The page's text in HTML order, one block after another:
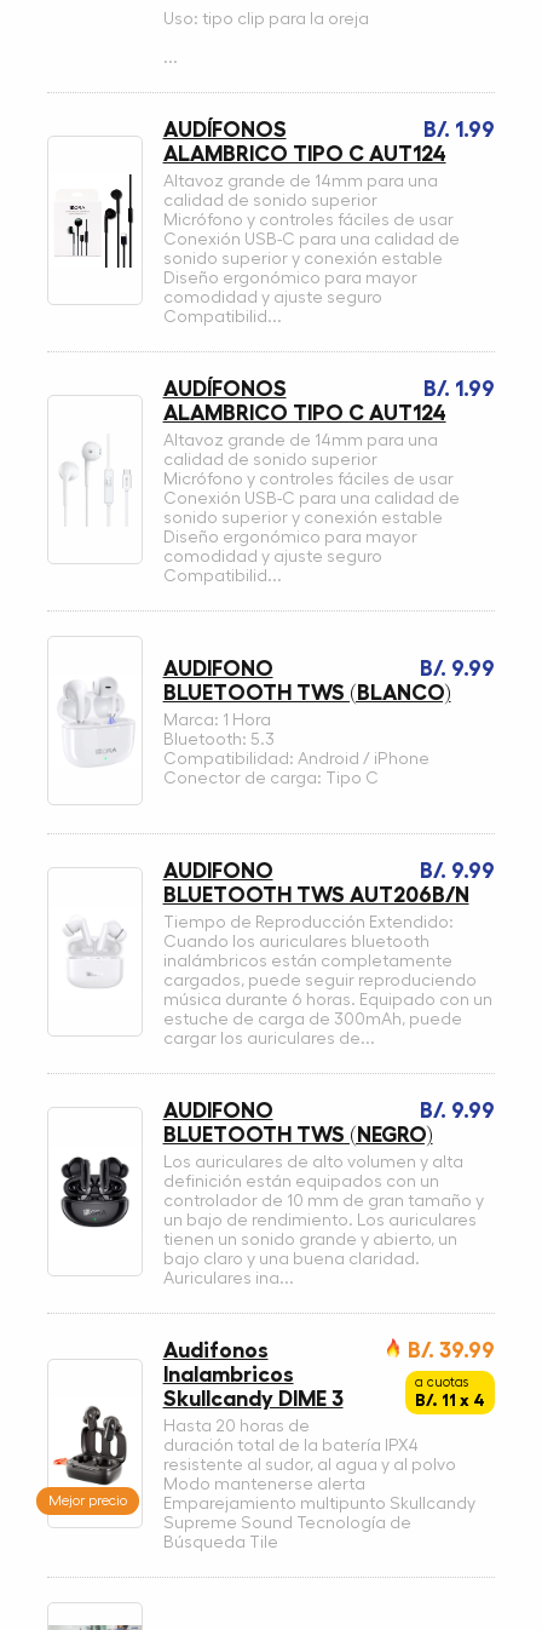
Uso: tipo clip para la oreja
...
B/. 1.99
AUDÍFONOS
ALAMBRICO TIPO C AUT124
Altavoz grande de 14mm para una
calidad de sonido superior
Micrófono y controles fáciles de usar
Conexión USB-C para una calidad de
sonido superior y conexión estable
Diseño ergonómico para mayor
comodidad y ajuste seguro
Compatibilid...
B/. 1.99
AUDÍFONOS
ALAMBRICO TIPO C AUT124
Altavoz grande de 14mm para una
calidad de sonido superior
Micrófono y controles fáciles de usar
Conexión USB-C para una calidad de
sonido superior y conexión estable
Diseño ergonómico para mayor
comodidad y ajuste seguro
Compatibilid...
B/. 9.99
AUDIFONO
BLUETOOTH TWS (BLANCO)
Marca: 1 Hora
Bluetooth: 5.3
Compatibilidad: Android / iPhone
Conector de carga: Tipo C
B/. 9.99
AUDIFONO
BLUETOOTH TWS AUT206B/N
Tiempo de Reproducción Extendido:
Cuando los auriculares bluetooth
inalámbricos están completamente
cargados, puede seguir reproduciendo
música durante 6 horas. Equipado con un
estuche de carga de 300mAh, puede
cargar los auriculares de...
B/. 9.99
AUDIFONO
BLUETOOTH TWS (NEGRO)
Los auriculares de alto volumen y alta
definición están equipados con un
controlador de 10 mm de gran tamaño y
un bajo de rendimiento. Los auriculares
tienen un sonido grande y abierto, un
bajo claro y una buena claridad.
Auriculares ina...
Mejor precio
B/. 39.99
a cuotas
B/. 11 x 4
Audifonos
Inalambricos
Skullcandy DIME 3
Hasta 20 horas de
duración total de la batería IPX4
resistente al sudor, al agua y al polvo
Modo mantenerse alerta
Emparejamiento multipunto Skullcandy
Supreme Sound Tecnología de
Búsqueda Tile